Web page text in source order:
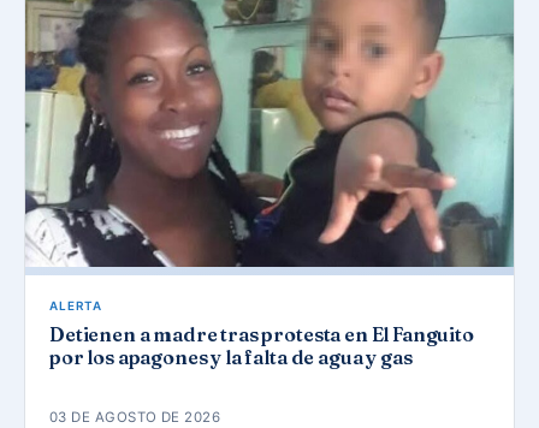
ALERTA
Detienen a madre tras protesta en El Fanguito
por los apagones y la falta de agua y gas
03 DE AGOSTO DE 2026